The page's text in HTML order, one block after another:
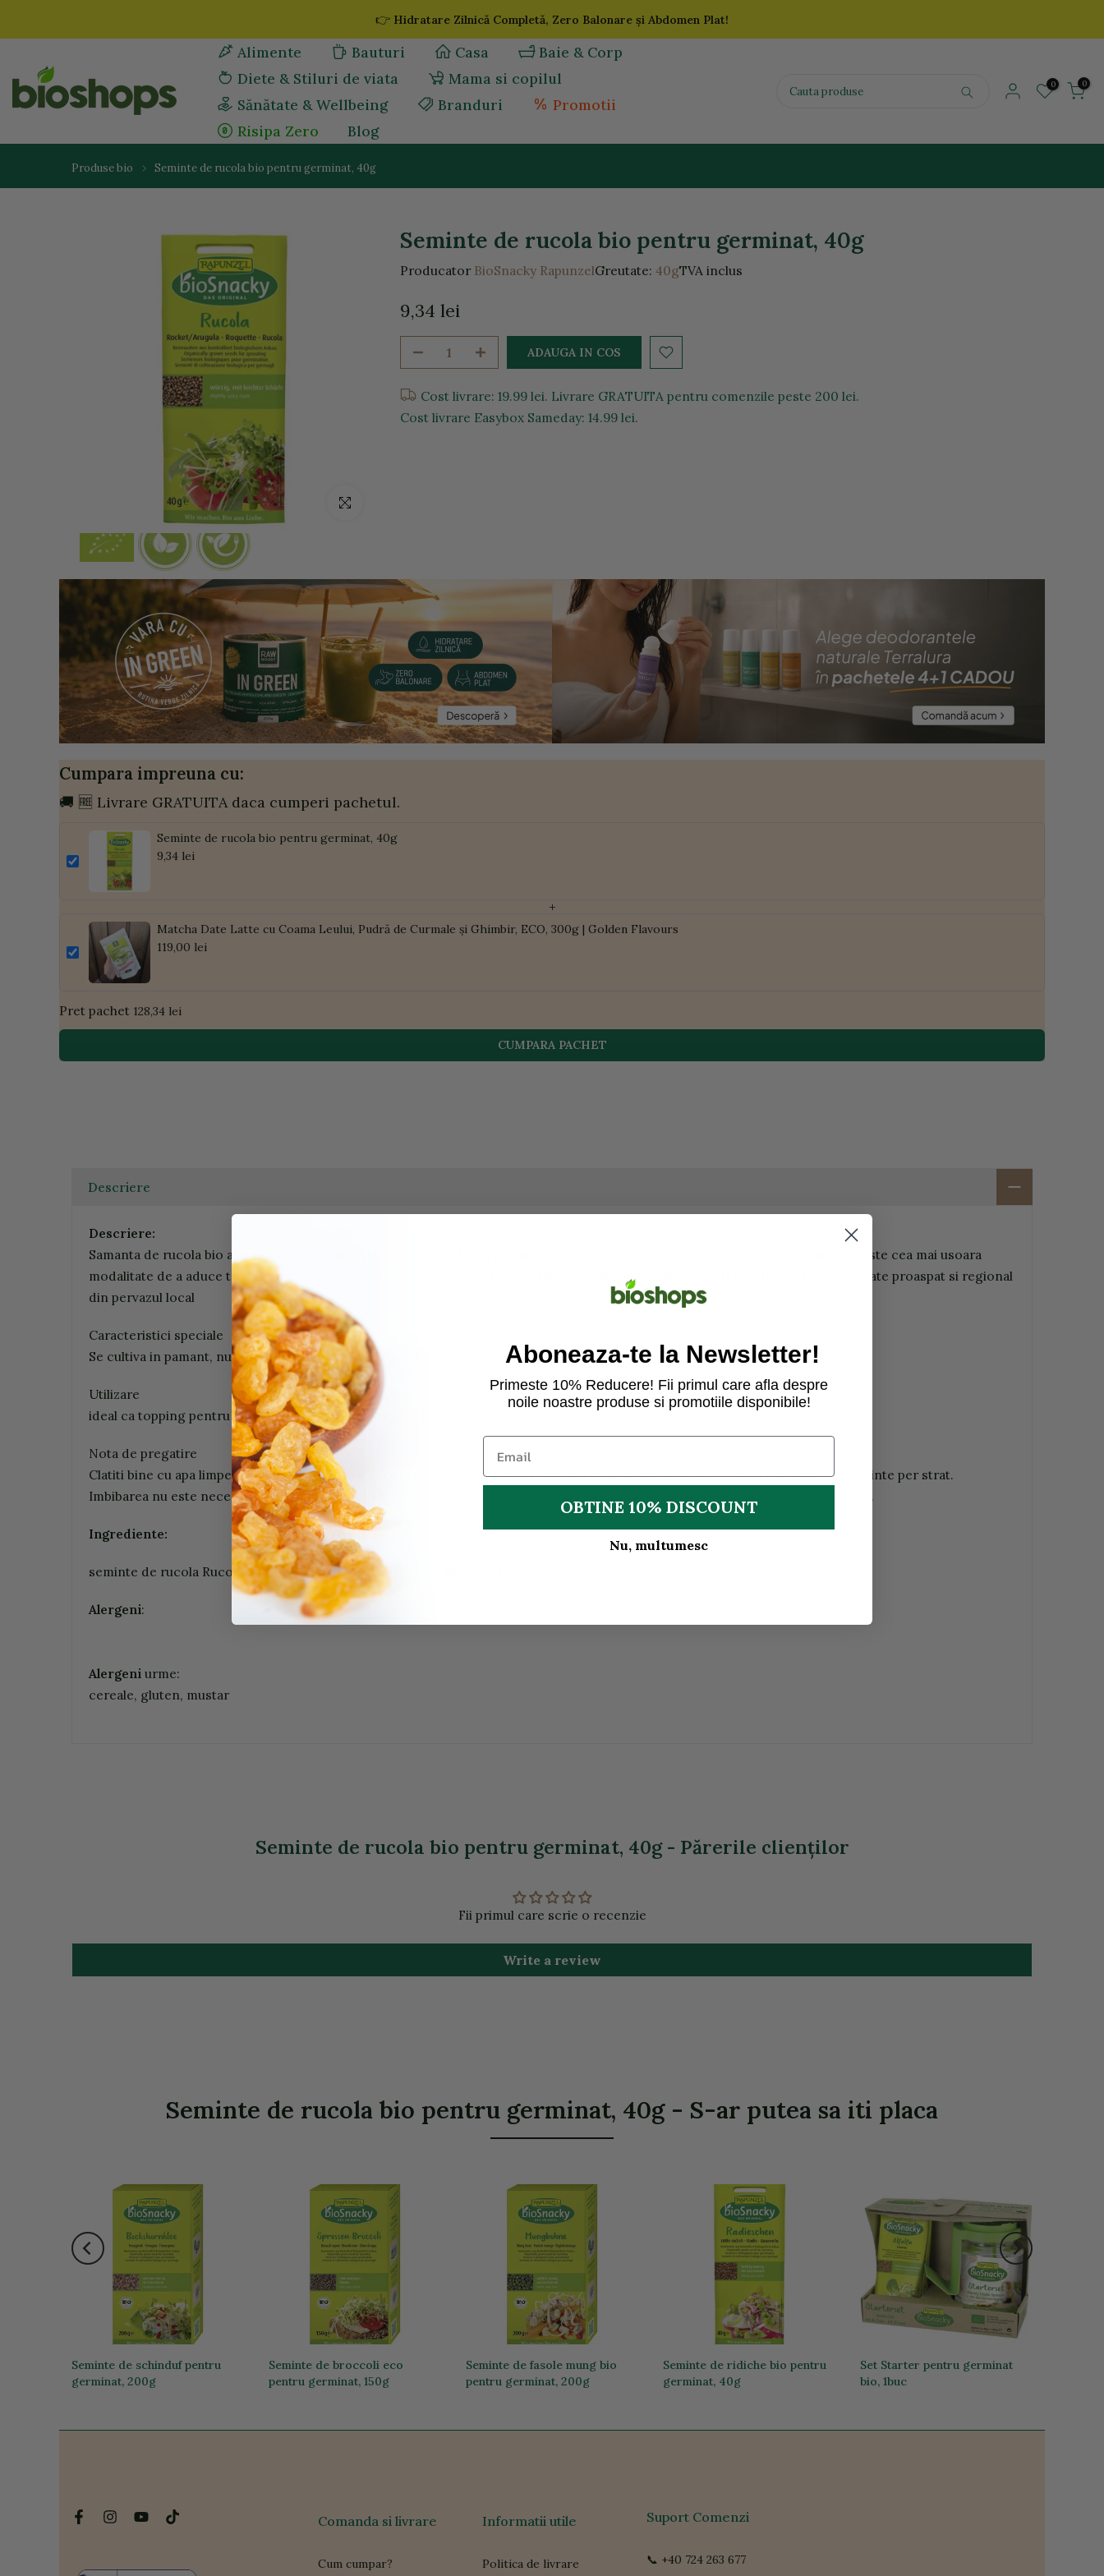
la
👉 Hidratare Zilnică Completă, Zero Balonare și Abdomen Plat!
Alimente Bauturi Casa
Baie & Corp
Diete & Stiluri de viata
Mama si copilul
Sănătate & Wellbeing
Branduri
Promotii
Risipa Zero
Blog
0 0
Produse bio Seminte de rucola bio pentru germinat, 40g
Click pentru a mari
Seminte de rucola bio pentru germinat, 40g
Producator BioSnacky RapunzelGreutate: 40gTVA inclus
9,34 lei
ADAUGA IN COS
Cost livrare: 19.99 lei. Livrare GRATUITA pentru comenzile peste 200 lei.
Cost livrare Easybox Sameday: 14.99 lei.
Cumpara impreuna cu:
🚚 🆓 Livrare GRATUITA daca cumperi pachetul.
Seminte de rucola bio pentru germinat, 40g
9,34 lei
+
Matcha Date Latte cu Coama Leului, Pudră de Curmale și Ghimbir, ECO, 300g | Golden Flavours
119,00 lei
Pret pachet 128,34 lei
CUMPARA PACHET
Descriere
Descriere:
Samanta de rucola bio are un gust condimentat, cu o usoara tenta picanta si ofera un gust mediteranean in bucatarie. Samanta este cea mai usoara
modalitate de a aduce tot felul de vitamine, minerale, oligoelemente, substante fitochimice si fibre importante in dieta - si recoltate proaspat si regional
din pervazul local
Caracteristici speciale
Se cultiva in pamant, nu sunt potrivite pentru borcanul germinator.
Utilizare
ideal ca topping pentru salate, pe paine, pentru supe si branza crema
Nota de pregatire
Clatiti bine cu apa limpede inainte de semanat si consumat. Este posibila formarea radacinilor fibroase. Folositi 1 lingurita de seminte per strat.
Imbibarea nu este necesara. Se uda o data pe zi si se recolteaza dupa 4-6 zile. Temperatura ideala de germinare este de 18-22 * C.
Ingrediente:
seminte de rucola Rucola coltivata. Provin din 100% agricultura ecologica.
Alergeni:
Alergeni urme:
cereale, gluten, mustar
Seminte de rucola bio pentru germinat, 40g - Părerile clienţilor
Fii primul care scrie o recenzie
Write a review
Seminte de rucola bio pentru germinat, 40g - S-ar putea sa iti placa
Seminte de schinduf pentru
germinat, 200g
Seminte de broccoli eco
pentru germinat, 150g
Seminte de fasole mung bio
pentru germinat, 200g
Seminte de ridiche bio pentru
germinat, 40g
Set Starter pentru germinat
bio, 1buc
Comanda si livrare
Cum cumpar?
Informatii utile
Politica de livrare
Suport Comenzi
📞 +40 724 263 677
Aboneaza-te la Newsletter!
Primeste 10% Reducere! Fii primul care afla despre
noile noastre produse si promotiile disponibile!
OBTINE 10% DISCOUNT
Nu, multumesc